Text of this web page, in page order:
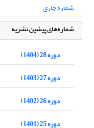
شماره جاری
شماره‌های پیشین نشریه
دوره 28 (1404)
دوره 27 (1403)
دوره 26 (1402)
دوره 25 (1401)